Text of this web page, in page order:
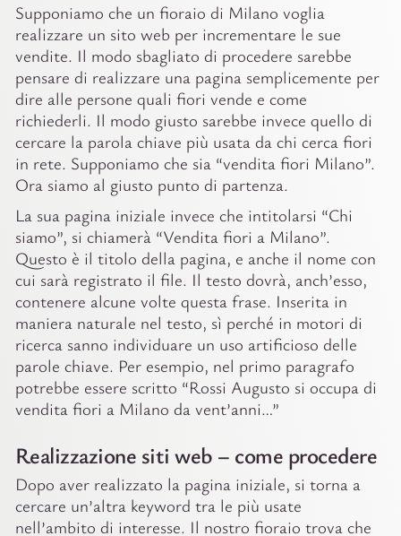
Supponiamo che un fioraio di Milano voglia
realizzare un sito web per incrementare le sue
vendite. Il modo sbagliato di procedere sarebbe
pensare di realizzare una pagina semplicemente per
dire alle persone quali fiori vende e come
richiederli. Il modo giusto sarebbe invece quello di
cercare la parola chiave più usata da chi cerca fiori
in rete. Supponiamo che sia “vendita fiori Milano”.
Ora siamo al giusto punto di partenza.
La sua pagina iniziale invece che intitolarsi “Chi
siamo”, si chiamerà “Vendita fiori a Milano”.
Questo è il titolo della pagina, e anche il nome con
cui sarà registrato il file. Il testo dovrà, anch’esso,
contenere alcune volte questa frase. Inserita in
maniera naturale nel testo, sì perché in motori di
ricerca sanno individuare un uso artificioso delle
parole chiave. Per esempio, nel primo paragrafo
potrebbe essere scritto “Rossi Augusto si occupa di
vendita fiori a Milano da vent’anni…”
Realizzazione siti web – come procedere
Dopo aver realizzato la pagina iniziale, si torna a
cercare un’altra keyword tra le più usate
nell’ambito di interesse. Il nostro fioraio trova che